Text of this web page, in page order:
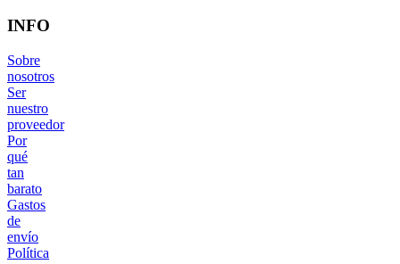
INFO
Sobre
nosotros
Ser
nuestro
proveedor
Por
qué
tan
barato
Gastos
de
envío
Política